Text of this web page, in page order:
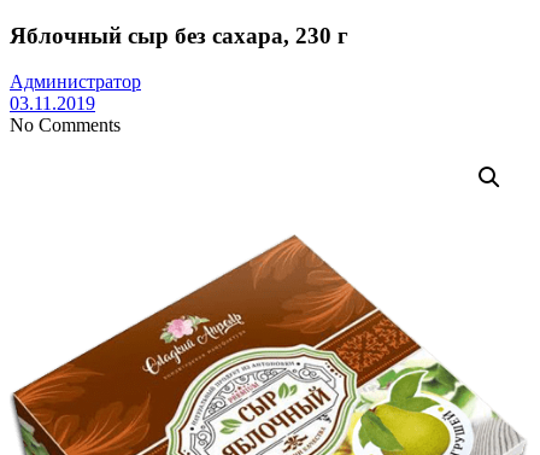
Яблочный сыр без сахара, 230 г
Администратор
03.11.2019
No Comments